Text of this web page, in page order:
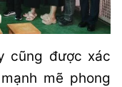
cũng được xác
mẽ phong